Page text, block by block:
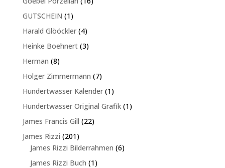
GUTSCHEIN 11
Produkt
Harald Glööckler 44
Produkte
Heinke Boehnert 33
Herman 88
Holger Zimmermann 77
Produkte
Hundertwasser Kalender 11
Produkt
Hundertwasser Original Grafik 11
James Francis Gill 2222
James Rizzi 201201
Produkte
James Rizzi Bilderrahmen 66
James Rizzi Buch 11